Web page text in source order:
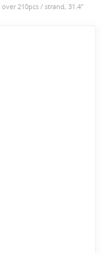
210pcs / strand, 31.4"